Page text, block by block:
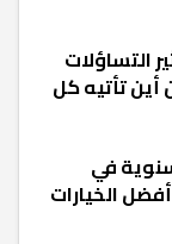
التساؤلات
أين تأتيه كل
في
الخيارات